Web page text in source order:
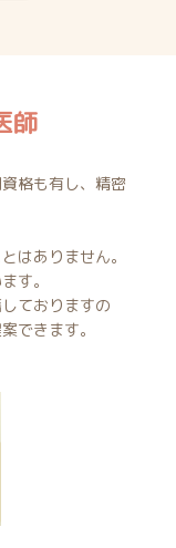
師
格も有し、精密
はありません。
す。
ておりますの
できます。